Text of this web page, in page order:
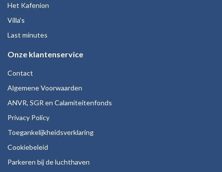
Het Kafenion
Villa's
Last minutes
Onze klantenservice
Contact
Algemene Voorwaarden
ANVR, SGR en Calamiteitenfonds
Privacy Policy
Toegankelijkheidsverklaring
Cookiebeleid
Parkeren bij de luchthaven